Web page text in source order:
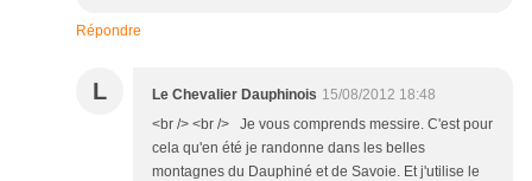
Répondre
L Le Chevalier Dauphinois 15/08/2012 18:48
<br /> <br /> Je vous comprends messire. C'est pour
cela qu'en été je randonne dans les belles
montagnes du Dauphiné et de Savoie. Et j'utilise le